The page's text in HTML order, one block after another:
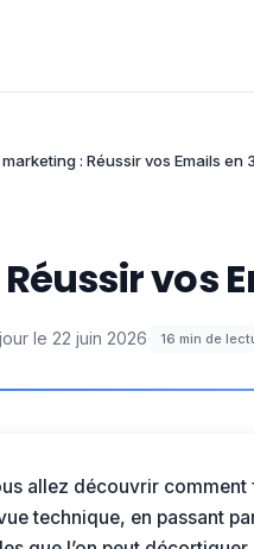
marketing : Réussir vos Emails en
vos
le 22 juin 2026· 16 min de
allez découvrir comment
technique, en passant